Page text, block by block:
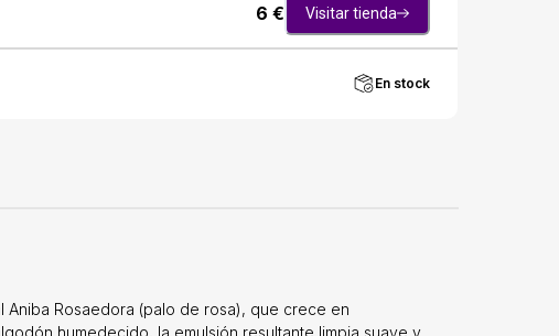
6 € Visitar tienda
En stock
Rosaedora (palo de rosa), que crece en
humedecido, la emulsión resultante limpia suave y